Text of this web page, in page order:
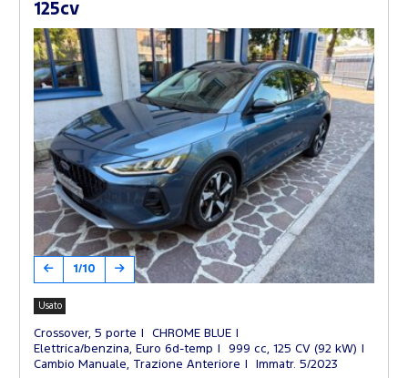
125cv
1/10
Usato
Crossover, 5 porte
CHROME BLUE
Elettrica/benzina, Euro 6d-temp
999 cc, 125 CV (92 kW)
Cambio Manuale, Trazione Anteriore
Immatr. 5/2023